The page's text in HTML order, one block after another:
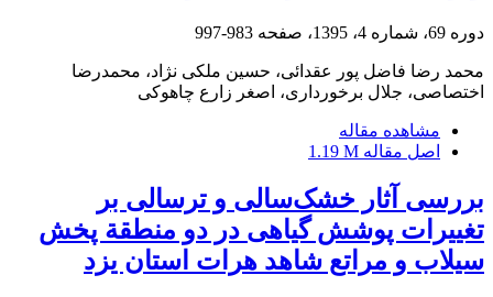
دوره 69، شماره 4، 1395، صفحه 983-997
محمد رضا فاضل پور عقدائی، حسین ملکی نژاد، محمدرضا
اختصاصی، جلال برخورداری، اصغر زارع چاهوکی
مشاهده مقاله
اصل مقاله 1.19 M
بررسی آثار خشک‌سالی و ترسالی بر
تغییرات پوشش گیاهی در دو منطقة پخش
سیلاب و مراتع شاهد هرات استان یزد